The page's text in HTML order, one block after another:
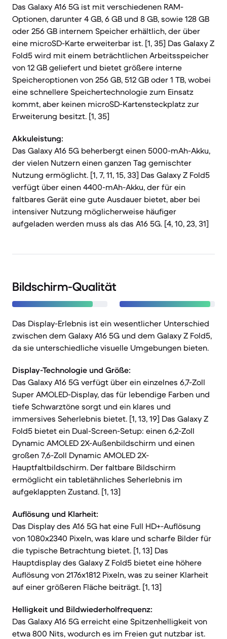
Das Galaxy A16 5G ist mit verschiedenen RAM-
Optionen, darunter 4 GB, 6 GB und 8 GB, sowie 128 GB
oder 256 GB internem Speicher erhältlich, der über
eine microSD-Karte erweiterbar ist. [1, 35] Das Galaxy Z
Fold5 wird mit einem beträchtlichen Arbeitsspeicher
von 12 GB geliefert und bietet größere interne
Speicheroptionen von 256 GB, 512 GB oder 1 TB, wobei
eine schnellere Speichertechnologie zum Einsatz
kommt, aber keinen microSD-Kartensteckplatz zur
Erweiterung besitzt. [1, 35]
Akkuleistung:
Das Galaxy A16 5G beherbergt einen 5000-mAh-Akku,
der vielen Nutzern einen ganzen Tag gemischter
Nutzung ermöglicht. [1, 7, 11, 15, 33] Das Galaxy Z Fold5
verfügt über einen 4400-mAh-Akku, der für ein
faltbares Gerät eine gute Ausdauer bietet, aber bei
intensiver Nutzung möglicherweise häufiger
aufgeladen werden muss als das A16 5G. [4, 10, 23, 31]
Bildschirm-Qualität
Das Display-Erlebnis ist ein wesentlicher Unterschied
zwischen dem Galaxy A16 5G und dem Galaxy Z Fold5,
da sie unterschiedliche visuelle Umgebungen bieten.
Display-Technologie und Größe:
Das Galaxy A16 5G verfügt über ein einzelnes 6,7-Zoll
Super AMOLED-Display, das für lebendige Farben und
tiefe Schwarztöne sorgt und ein klares und
immersives Seherlebnis bietet. [1, 13, 19] Das Galaxy Z
Fold5 bietet ein Dual-Screen-Setup: einen 6,2-Zoll
Dynamic AMOLED 2X-Außenbildschirm und einen
großen 7,6-Zoll Dynamic AMOLED 2X-
Hauptfaltbildschirm. Der faltbare Bildschirm
ermöglicht ein tabletähnliches Seherlebnis im
aufgeklappten Zustand. [1, 13]
Auflösung und Klarheit:
Das Display des A16 5G hat eine Full HD+-Auflösung
von 1080x2340 Pixeln, was klare und scharfe Bilder für
die typische Betrachtung bietet. [1, 13] Das
Hauptdisplay des Galaxy Z Fold5 bietet eine höhere
Auflösung von 2176x1812 Pixeln, was zu seiner Klarheit
auf einer größeren Fläche beiträgt. [1, 13]
Helligkeit und Bildwiederholfrequenz:
Das Galaxy A16 5G erreicht eine Spitzenhelligkeit von
etwa 800 Nits, wodurch es im Freien gut nutzbar ist.